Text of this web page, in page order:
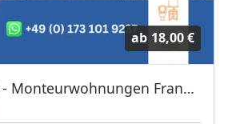
ab 18,00 €
⭐ Easystay24 - Monteurwohnungen Frankfurt Flughafen